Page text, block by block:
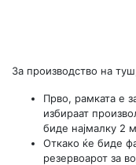
За производство на
Прво, рамката е
избираат
биде најмалку 2
Откако ќе биде
резервоарот за